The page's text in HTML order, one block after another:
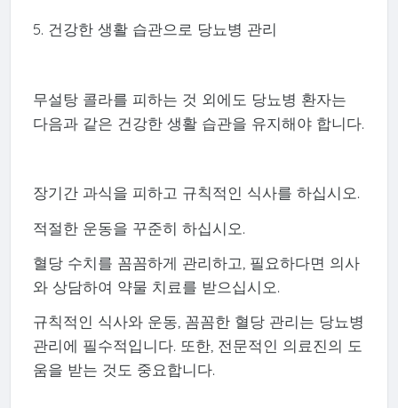
5. 건강한 생활 습관으로 당뇨병 관리
무설탕 콜라를 피하는 것 외에도 당뇨병 환자는
다음과 같은 건강한 생활 습관을 유지해야 합니다.
장기간 과식을 피하고 규칙적인 식사를 하십시오.
적절한 운동을 꾸준히 하십시오.
혈당 수치를 꼼꼼하게 관리하고, 필요하다면 의사
와 상담하여 약물 치료를 받으십시오.
규칙적인 식사와 운동, 꼼꼼한 혈당 관리는 당뇨병
관리에 필수적입니다. 또한, 전문적인 의료진의 도
움을 받는 것도 중요합니다.